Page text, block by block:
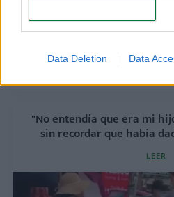
Data Deletion Data
Hablar al bebé en dos
nacimiento: ¿le
"No entendía que era mi
sin recordar que había
LEER